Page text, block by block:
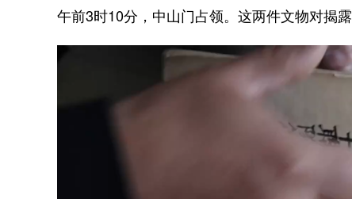
午前3时10分，中山门占领。这两件文物对揭